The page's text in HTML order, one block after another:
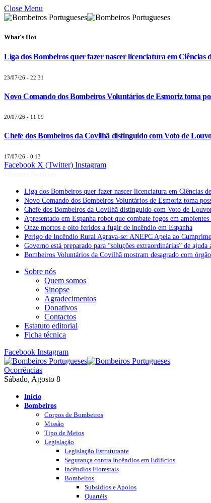
Close Menu
What's Hot
Liga dos Bombeiros quer fazer nascer licenciatura em Ciências
23/07/26 - 22:31
Novo Comando dos Bombeiros Voluntários de Esmoriz toma
20/07/26 - 11:09
Chefe dos Bombeiros da Covilhã distinguido com Voto de
17/07/26 - 0:13
Facebook X (Twitter) Instagram
Liga dos Bombeiros quer fazer nascer licenciatura em Ciências
Novo Comando dos Bombeiros Voluntários de Esmoriz toma
Chefe dos Bombeiros da Covilhã distinguido com Voto de
Apresentado em Espanha robot que combate fogos em ambientes
Onze mortos e oito feridos a fugir de incêndio em Espanha
Perigo de Incêndio Rural Agrava-se: ANEPC Apela ao
Governo está preparado para “soluções extraordinárias” de ajuda
Bombeiros Voluntários da Covilhã mostram desagrado com
Sobre nós
Quem somos
Sinopse
Agradecimentos
Donativos
Contactos
Estatuto editorial
Ficha técnica
Facebook Instagram
Ocorrências
Sábado, Agosto 8
Início
Bombeiros
Corpos de Bombeiros
Missão
Tipo de Meios
Legislação
Legislação Estruturante
Segurança contra Incêndios em Edificios
Incêndios Florestais
Bombeiros
Subsídios e Apoios
Quartéis